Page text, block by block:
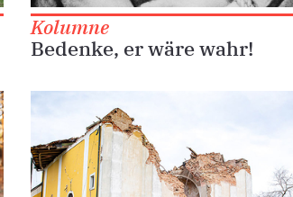
Kolumne
Bedenke, er wäre wahr!